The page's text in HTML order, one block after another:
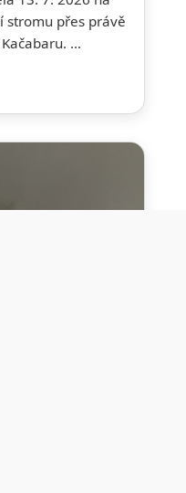
stromu přes právě
...